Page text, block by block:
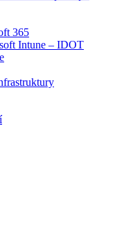
365
Intune – IDOT